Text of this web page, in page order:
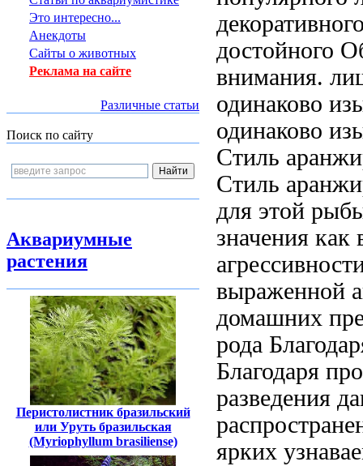
Это интересно...
Анекдоты
Сайты о животных
Реклама на сайте
Различные статьи
Поиск по сайту
Аквариумные
растения
Перистолистник бразильский
или Уруть бразильская
(Myriophyllum brasiliense)
достойного
внимания.
одинаково
одинаково
Стиль
Стиль
для этой
значения как
выраженной
домашних
рода
Благодаря
разведения
ярких